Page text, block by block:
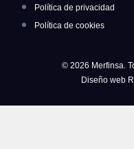
Política de privacidad
Política de cookies
© 2026 Merfinsa.
Diseño web